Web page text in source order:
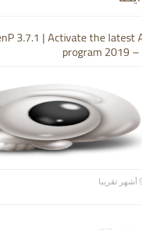
3.7.1 | Activate the latest
program 2019